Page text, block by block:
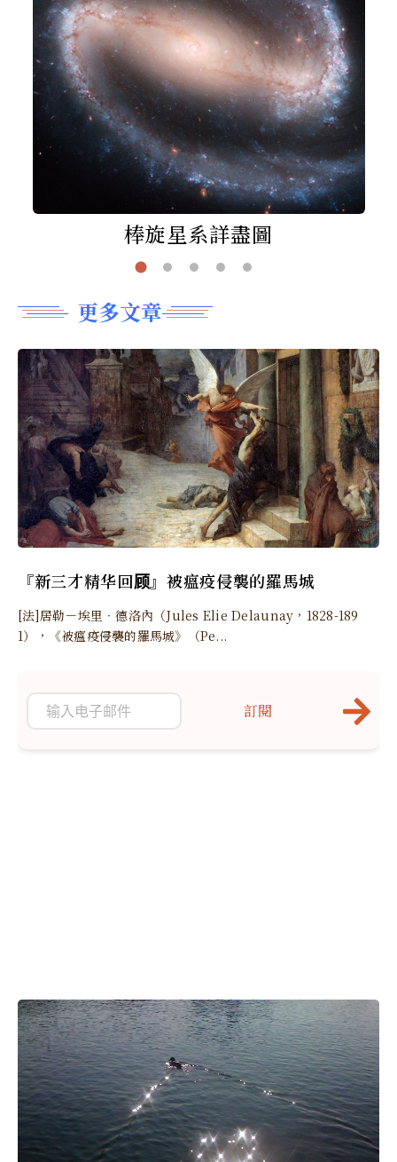
棒旋星系詳盡圖
更多文章
『新三才精华回顾』被瘟疫侵襲的羅馬城
[法]居勒－埃里‧德洛內（Jules Elie Delaunay，1828-189
1），《被瘟疫侵襲的羅馬城》（Pe...
訂閱